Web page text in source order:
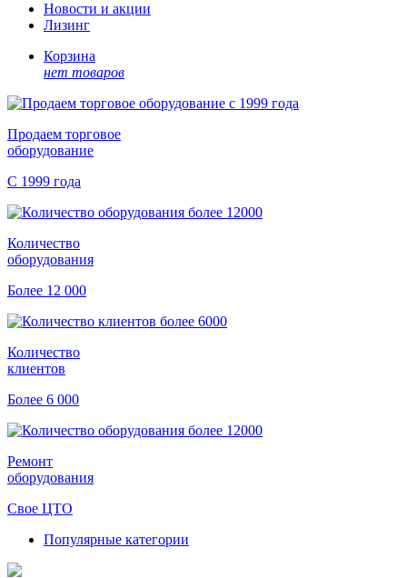
Новости и акции
Лизинг
Корзина
нет товаров
Продаем торговое
оборудование
С 1999 года
Количество
оборудования
Более 12 000
Количество
клиентов
Более 6 000
Ремонт
оборудования
Свое ЦТО
Популярные категории